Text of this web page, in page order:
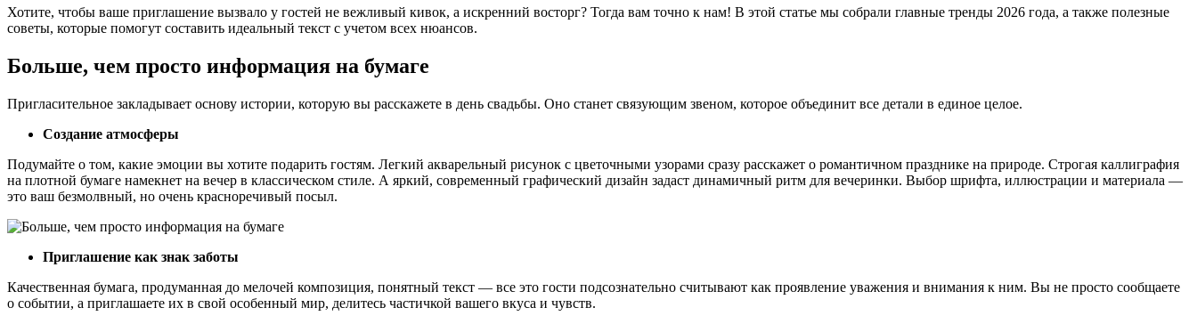
Хотите, чтобы ваше приглашение вызвало у гостей не вежливый кивок, а искренний восторг? Тогда вам точно к нам! В этой статье мы собрали главные тренды 2026 года, а также полезные
советы, которые помогут составить идеальный текст с учетом всех нюансов.
Больше, чем просто информация на бумаге
Пригласительное закладывает основу истории, которую вы расскажете в день свадьбы. Оно станет связующим звеном, которое объединит все детали в единое целое.
Создание атмосферы
Подумайте о том, какие эмоции вы хотите подарить гостям. Легкий акварельный рисунок с цветочными узорами сразу расскажет о романтичном празднике на природе. Строгая каллиграфия
на плотной бумаге намекнет на вечер в классическом стиле. А яркий, современный графический дизайн задаст динамичный ритм для вечеринки. Выбор шрифта, иллюстрации и материала —
это ваш безмолвный, но очень красноречивый посыл.
Приглашение как знак заботы
Качественная бумага, продуманная до мелочей композиция, понятный текст — все это гости подсознательно считывают как проявление уважения и внимания к ним. Вы не просто сообщаете
о событии, а приглашаете их в свой особенный мир, делитесь частичкой вашего вкуса и чувств.